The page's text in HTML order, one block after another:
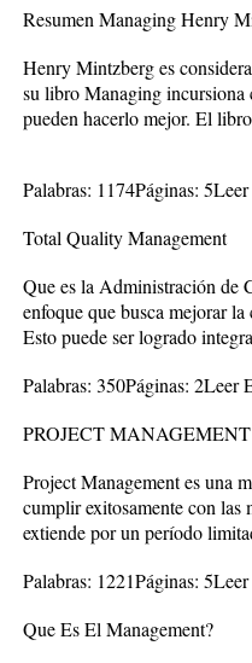
Resumen Managing Henry
Henry Mintzberg es
su libro Managing incursiona
pueden hacerlo mejor. El
Palabras: 1174Páginas:
Total Quality Management
Que es la Administración de
enfoque que busca mejorar
Esto puede ser logrado
Palabras: 350Páginas: 2Leer
PROJECT
Project Management es una
cumplir exitosamente con las
extiende por un período
Palabras: 1221Páginas:
Que Es El Management?